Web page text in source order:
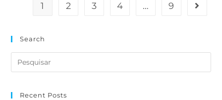
1 2 3 4 … 9
Search
Recent Posts